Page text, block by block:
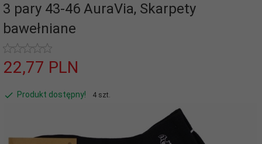
3 pary 43-46 AuraVia, Skarpety
bawełniane
22,77 PLN
Produkt dostępny! 4 szt.